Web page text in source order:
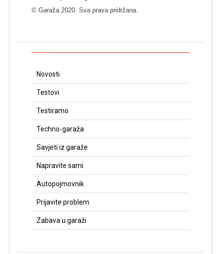
© Garaža 2020. Sva prava pridržana.
Novosti
Testovi
Testiramo
Techno-garaža
Savjeti iz garaže
Napravite sami
Autopojmovnik
Prijavite problem
Zabava u garaži